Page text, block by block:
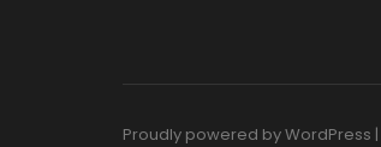
Proudly powered by WordPress |